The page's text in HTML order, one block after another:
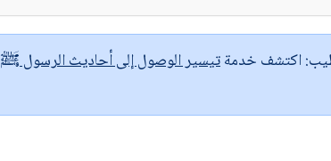
اكتشف خدمةتيسير الوصول إلى أحاديث الرسول ﷺ